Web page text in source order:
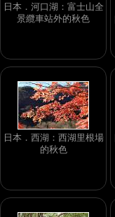
日本．河口湖：富士山全
景纜車站外的秋色
日本．西湖：西湖里根場
的秋色